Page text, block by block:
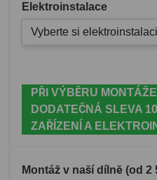
Elektroinstalace
Vyberte si elektroinstalaci
PŘI VÝBĚRU
DODATEČNÁ SLEVA
ZAŘÍZENÍ A
Montáž v naší dílně (od 2